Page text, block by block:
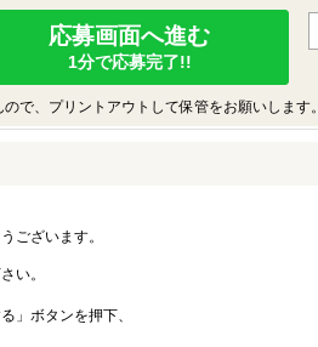
応募画面へ進む
1分で応募完了!!
で、プリントアウトして保管をお願いします。
ございます。
い。
」ボタンを押下、